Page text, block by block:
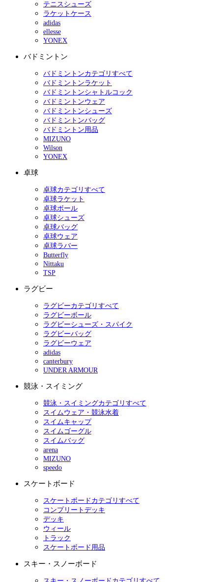
テニスシューズ
ラケットケース
adidas
ellesse
YONEX
バドミントン
バドミントンカテゴリすべて
バドミントンラケット
バドミントンシャトルコック
バドミントンウェア
バドミントンシューズ
バドミントンバッグ
バドミントン用品
MIZUNO
Wilson
YONEX
卓球
卓球カテゴリすべて
卓球ラケット
卓球ボール
卓球シューズ
卓球バッグ
卓球ウェア
卓球ラバー
Butterfly
Nittaku
TSP
ラグビー
ラグビーカテゴリすべて
ラグビーボール
ラグビーシューズ・スパイク
ラグビーバッグ
ラグビーウェア
adidas
canterbury
UNDER ARMOUR
競泳・スイミング
競泳・スイミングカテゴリすべて
スイムウェア・競泳水着
スイムキャップ
スイムゴーグル
スイムバッグ
arena
MIZUNO
speedo
スケートボード
スケートボードカテゴリすべて
コンプリートデッキ
デッキ
ウィール
トラック
スケートボード用品
スキー・スノーボード